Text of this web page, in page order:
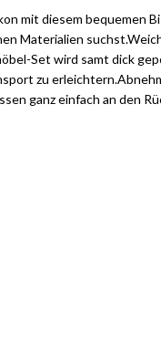
mit diesem bequemen
Materialien
Set wird samt dick
zu
ganz einfach an den